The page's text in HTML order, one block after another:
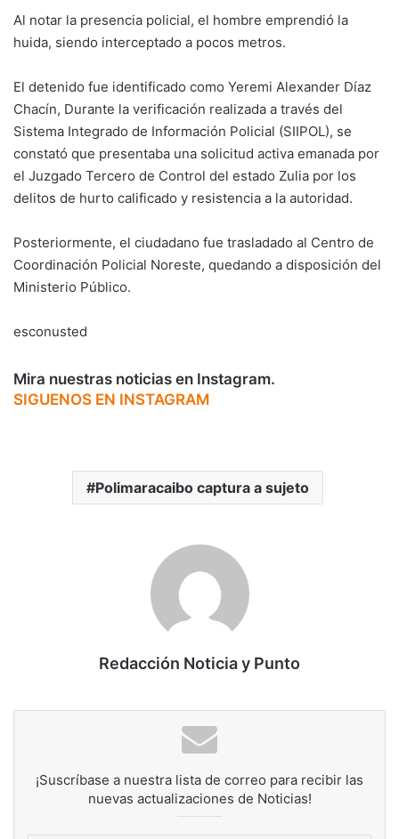
Al notar la presencia policial, el hombre emprendió la
huida, siendo interceptado a pocos metros.
El detenido fue identificado como Yeremi Alexander Díaz
Chacín, Durante la verificación realizada a través del
Sistema Integrado de Información Policial (SIIPOL), se
constató que presentaba una solicitud activa emanada por
el Juzgado Tercero de Control del estado Zulia por los
delitos de hurto calificado y resistencia a la autoridad.
Posteriormente, el ciudadano fue trasladado al Centro de
Coordinación Policial Noreste, quedando a disposición del
Ministerio Público.
esconusted
Mira nuestras noticias en Instagram.
SIGUENOS EN INSTAGRAM
Polimaracaibo captura a sujeto
Redacción Noticia y Punto
¡Suscríbase a nuestra lista de correo para recibir las
nuevas actualizaciones de Noticias!